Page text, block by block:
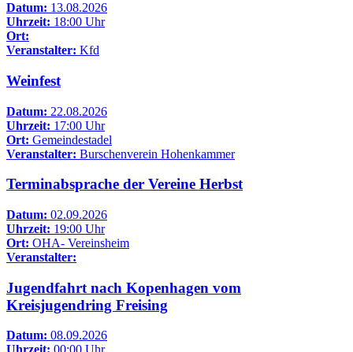
Datum: 13.08.2026
Uhrzeit: 18:00 Uhr
Ort:
Veranstalter: Kfd
Weinfest
Datum: 22.08.2026
Uhrzeit: 17:00 Uhr
Ort: Gemeindestadel
Veranstalter: Burschenverein Hohenkammer
Terminabsprache der Vereine Herbst
Datum: 02.09.2026
Uhrzeit: 19:00 Uhr
Ort: OHA- Vereinsheim
Veranstalter:
Jugendfahrt nach Kopenhagen vom
Kreisjugendring Freising
Datum: 08.09.2026